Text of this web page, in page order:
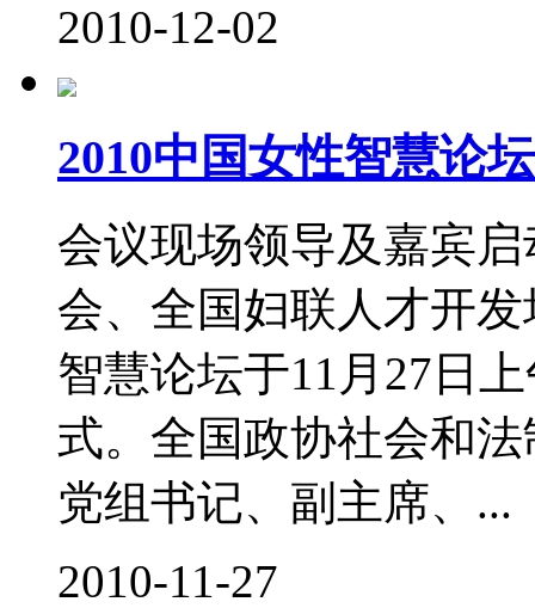
2010-12-02
2010中国女性智慧论
会议现场领导及嘉宾
会、全国妇联人才开
智慧论坛于11月27日
式。全国政协社会和
党组书记、副主席、...
2010-11-27